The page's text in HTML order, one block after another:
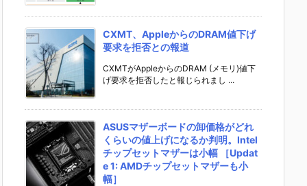
CXMT、AppleからのDRAM値下げ
要求を拒否との報道
CXMTがAppleからのDRAM (メモリ)値下
げ要求を拒否したと報じられまし ...
ASUSマザーボードの卸価格がどれ
くらいの値上げになるか判明。Intel
チップセットマザーは小幅 ［Updat
e 1: AMDチップセットマザーも小
幅］